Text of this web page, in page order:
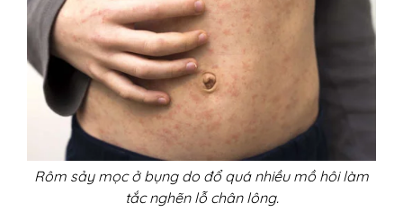
Rôm sảy mọc ở bụng do đổ quá nhiều mồ hôi làm
tắc nghẽn lỗ chân lông.